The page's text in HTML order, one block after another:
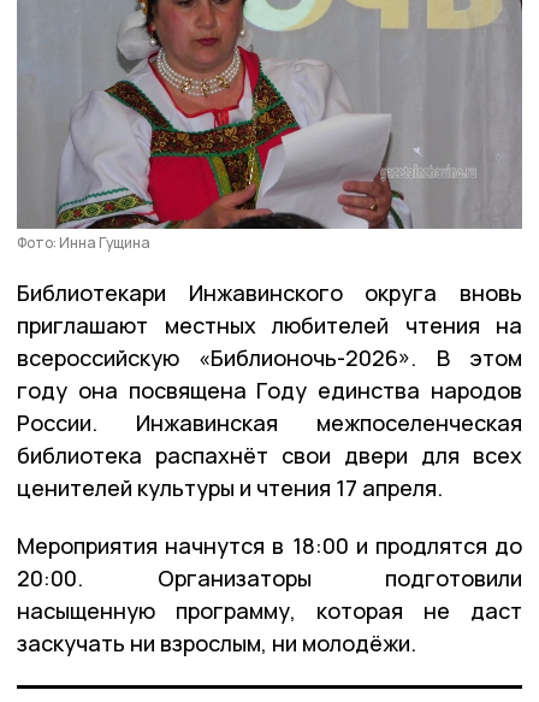
Фото: Инна Гущина
Библиотекари Инжавинского округа вновь
приглашают местных любителей чтения на
всероссийскую «Библионочь-2026». В этом
году она посвящена Году единства народов
России. Инжавинская межпоселенческая
библиотека распахнёт свои двери для всех
ценителей культуры и чтения 17 апреля.
Мероприятия начнутся в 18:00 и продлятся до
20:00. Организаторы подготовили
насыщенную программу, которая не даст
заскучать ни взрослым, ни молодёжи.